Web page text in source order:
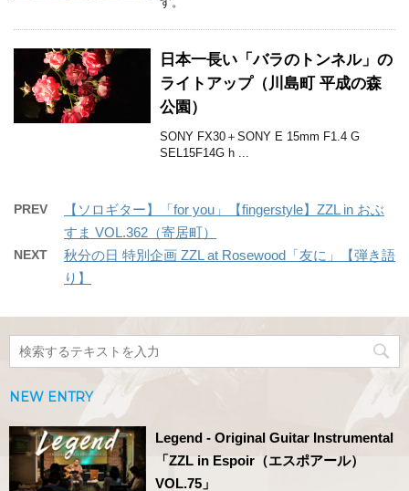
日本一長い「バラのトンネル」の
ライトアップ（川島町 平成の森
公園）
SONY FX30＋SONY E 15mm F1.4 G
SEL15F14G h ...
PREV
【ソロギター】「for you」【fingerstyle】ZZL in おぶ
すま VOL.362（寄居町）
NEXT
秋分の日 特別企画 ZZL at Rosewood「友に」【弾き語
り】
NEW ENTRY
Legend - Original Guitar Instrumental
「ZZL in Espoir（エスポアール）
VOL.75」